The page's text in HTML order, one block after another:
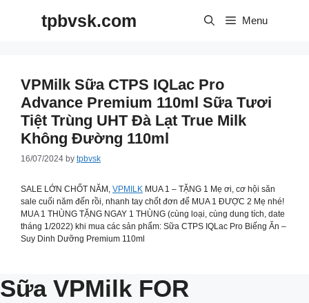
tpbvsk.com Menu
VPMilk Sữa CTPS IQLac Pro
Advance Premium 110ml Sữa Tươi
Tiệt Trùng UHT Đà Lạt True Milk
Không Đường 110ml
16/07/2024 by tpbvsk
SALE LỚN CHỐT NĂM, VPMILK MUA 1 – TẶNG 1 Mẹ ơi, cơ hội săn
sale cuối năm đến rồi, nhanh tay chốt đơn để MUA 1 ĐƯỢC 2 Mẹ nhé!
MUA 1 THÙNG TẶNG NGAY 1 THÙNG (cùng loại, cùng dung tích, date
tháng 1/2022) khi mua các sản phẩm: Sữa CTPS IQLac Pro Biếng Ăn –
Suy Dinh Dưỡng Premium 110ml
Sữa VPMilk FOR